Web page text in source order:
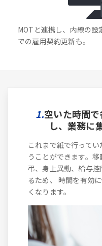
MOTと連携し、内線の
での雇用契約更新も。
1.空いた時間
し、業務に
これまで紙で行って
うことができます。
弔、身上異動、給与
るため、 時間を有効
くなります。